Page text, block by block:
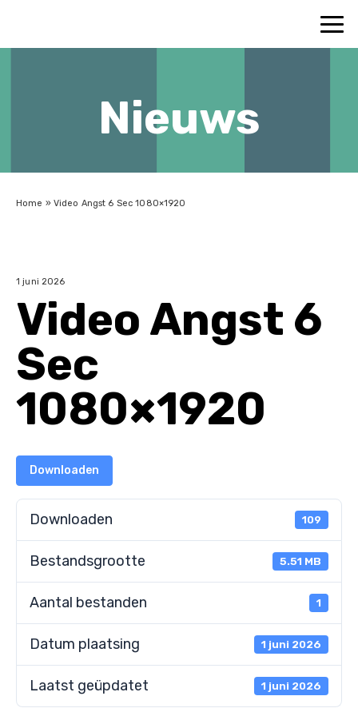
Nieuws
Home » Video Angst 6 Sec 1080×1920
1 juni 2026
Video Angst 6
Sec
1080×1920
Downloaden
Downloaden 109
Bestandsgrootte 5.51 MB
Aantal bestanden 1
Datum plaatsing 1 juni 2026
Laatst geüpdatet 1 juni 2026